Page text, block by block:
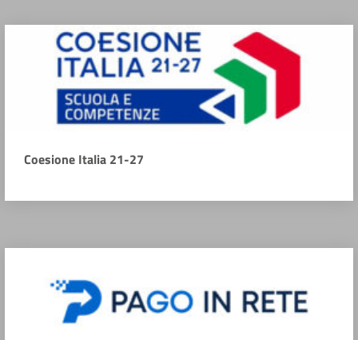
Coesione Italia 21-27